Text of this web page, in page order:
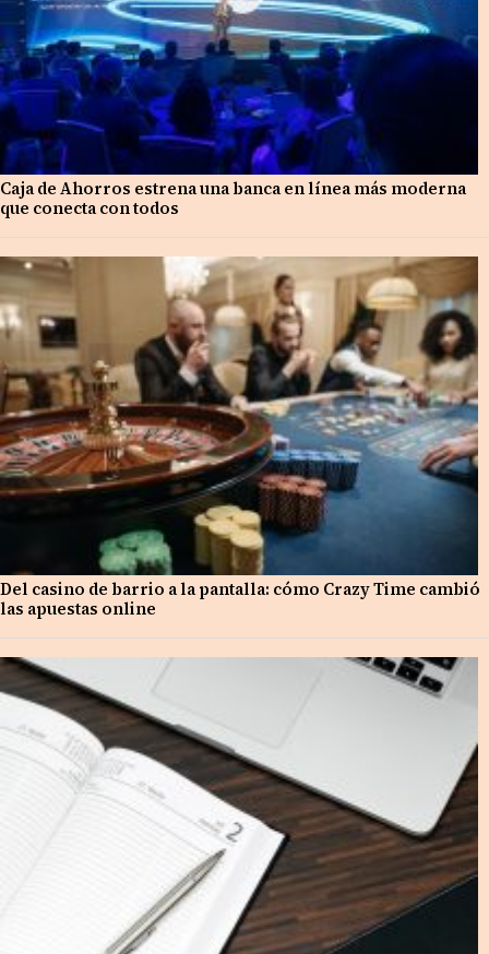
Caja de Ahorros estrena una banca en línea más moderna
que conecta con todos
Del casino de barrio a la pantalla: cómo Crazy Time cambió
las apuestas online